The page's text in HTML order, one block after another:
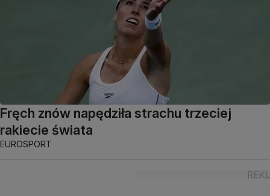
Fręch znów napędziła strachu trzeciej
rakiecie świata
EUROSPORT